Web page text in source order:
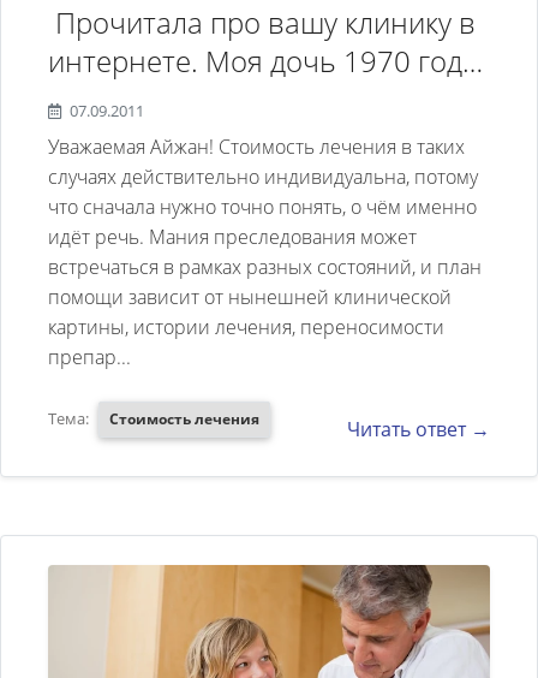
Прочитала про вашу клинику в
интернете. Моя дочь 1970 года
рождения страдает манией
преследования. Это состояние
началось с 2007 года, после
гибели ее мужа. Лечили в своей
стране, но пока нет желаемых
результатов. В нашем роду
больных с психическими
отклонениями нет. Я хотела
спросить о цене лечения
данного состояния, понимаю,
что лечение индивидуально, но
сможем мы одолет это
материально. Очень жду
ответа. Спасибо.
07.09.2011
Уважаемая Айжан! Стоимость лечения в таких
случаях действительно индивидуальна, потому
что сначала нужно точно понять, о чём именно
идёт речь. Мания преследования может
встречаться в рамках разных состояний, и план
помощи зависит от нынешней клинической
картины, истории лечения, переносимости
препар...
Тема: Стоимость лечения Читать ответ →